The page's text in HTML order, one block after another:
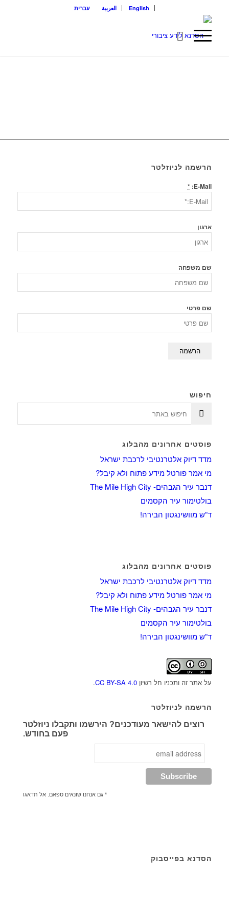
English العربية עברית
הרשמה לניוזלטר
E-Mail:
*
ארגון
שם משפחה
שם פרטי
חיפוש
פוסטים אחרונים מהבלוג
מדד דיוק אלטרנטיבי לרכבת ישראל
מי אמר פורטל מידע פתוח ולא קיבל?
דנבר עיר הגבהים- The Mile High City
בולטימור עיר הקסמים
ד”ש מוושינגטון הבירה!
פוסטים אחרונים מהבלוג
מדד דיוק אלטרנטיבי לרכבת ישראל
מי אמר פורטל מידע פתוח ולא קיבל?
דנבר עיר הגבהים- The Mile High City
בולטימור עיר הקסמים
ד”ש מוושינגטון הבירה!
על אתר זה ותכניו חל רשיון CC BY-SA 4.0
.
הרשמה לניוזלטר
רוצים להישאר מעודכנים? הירשמו ותקבלו ניוזלטר
פעם בחודש.
* גם אנחנו שונאים ספאם. אל תדאגו
הסדנא בפייסבוק